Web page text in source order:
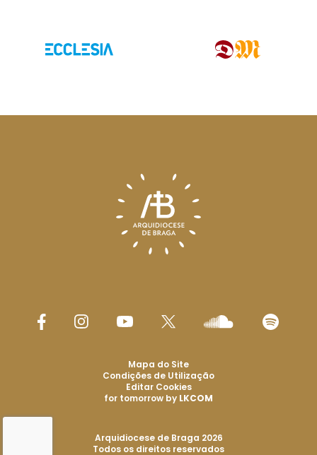
Arquidiocese de Braga 2026
Todos os direitos reservados
Mapa do Site
Condições de Utilização
Editar Cookies
for tomorrow by LKCOM